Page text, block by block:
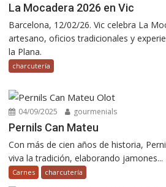
La Mocadera 2026 en Vic
Barcelona, 12/02/26. Vic celebra La
artesano, oficios tradicionales y
la Plana.
charcutería
04/09/2025 gourmenials
Pernils Can Mateu
Con más de cien años de historia,
viva la tradición, elaborando jamones...
Carnes charcutería